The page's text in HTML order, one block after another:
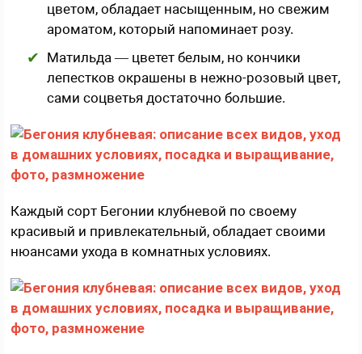
цветом, обладает насыщенным, но свежим
ароматом, который напоминает розу.
Матильда — цветет белым, но кончики
лепестков окрашены в нежно-розовый цвет,
сами соцветья достаточно большие.
Каждый сорт Бегонии клубневой по своему
красивый и привлекательный, обладает своими
нюансами ухода в комнатных условиях.